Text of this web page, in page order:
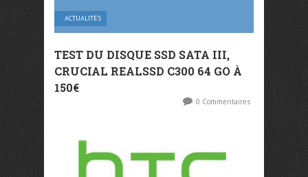
ACTUALITÉS
TEST DU DISQUE SSD SATA III,
CRUCIAL REALSSD C300 64 GO À
150€
0 Commentaires